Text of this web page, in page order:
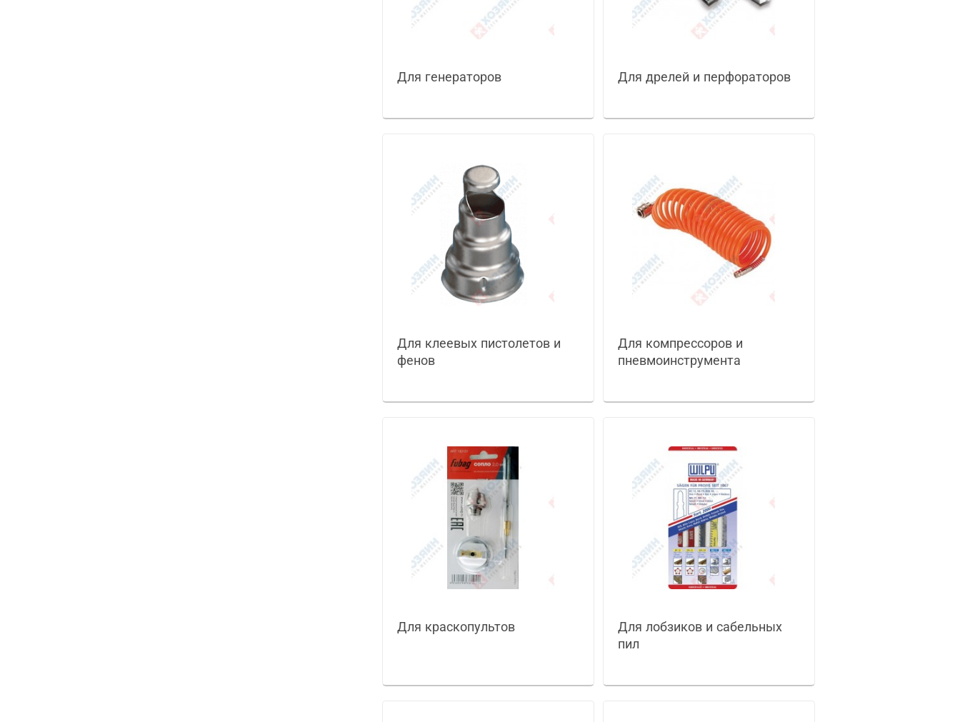
Для генераторов Для дрелей и перфораторов
Для клеевых пистолетов и
фенов
Для компрессоров и
пневмоинструмента
Для краскопультов
Для лобзиков и сабельных
пил